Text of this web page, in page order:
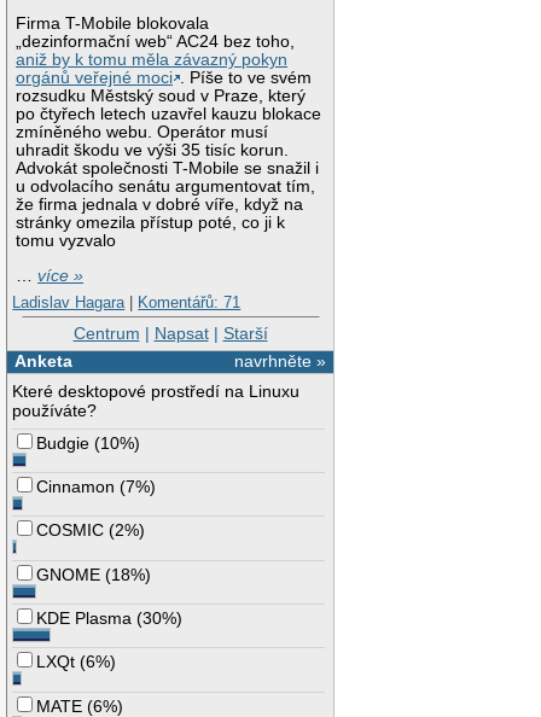
Firma T-Mobile blokovala
„dezinformační web“ AC24 bez toho,
aniž by k tomu měla závazný pokyn
orgánů veřejné moci . Píše to ve svém
rozsudku Městský soud v Praze, který
po čtyřech letech uzavřel kauzu blokace
zmíněného webu. Operátor musí
uhradit škodu ve výši 35 tisíc korun.
Advokát společnosti T-Mobile se snažil i
u odvolacího senátu argumentovat tím,
že firma jednala v dobré víře, když na
stránky omezila přístup poté, co ji k
tomu vyzvalo
…více »
Ladislav Hagara | Komentářů: 71
Centrum | Napsat| Starší
navrhněte »
Anketa
Které desktopové prostředí na Linuxu
používáte?
Budgie (10%)
Cinnamon (7%)
COSMIC (2%)
GNOME (18%)
KDE Plasma (30%)
LXQt (6%)
MATE (6%)